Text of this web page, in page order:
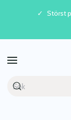
Skip to main
Störst